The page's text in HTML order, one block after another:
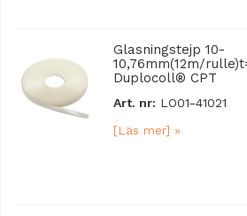
Glasningstejp 10-
10,76mm(12m/
Duplocoll® CPT
Art. nr: LO01-41021
[Läs mer] »